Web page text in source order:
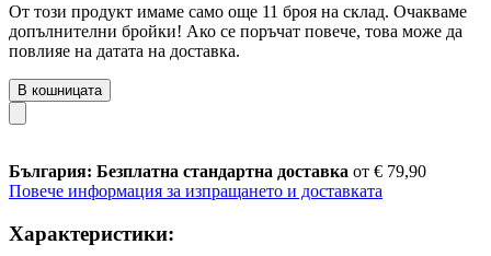
От този продукт имаме само още 11 броя на склад. Очакваме
допълнителни бройки! Ако се поръчат повече, това може да
повлияе на датата на доставка.
В кошницата
България: Безплатна стандартна доставка от € 79,90
Повече информация за изпращането и доставката
Характеристики: